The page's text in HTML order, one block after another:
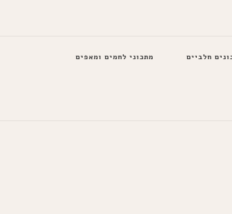
חלביים מתכוני לחמים ומאפים